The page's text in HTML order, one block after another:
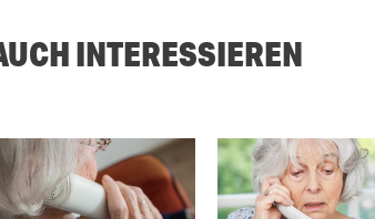
INTERESSIEREN